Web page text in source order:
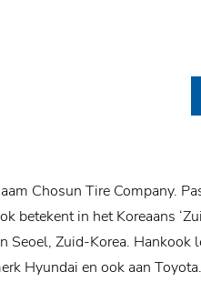
Chosun Tire Company.
betekent in het Koreaans
Zuid-Korea. Hankook
Hyundai en ook aan